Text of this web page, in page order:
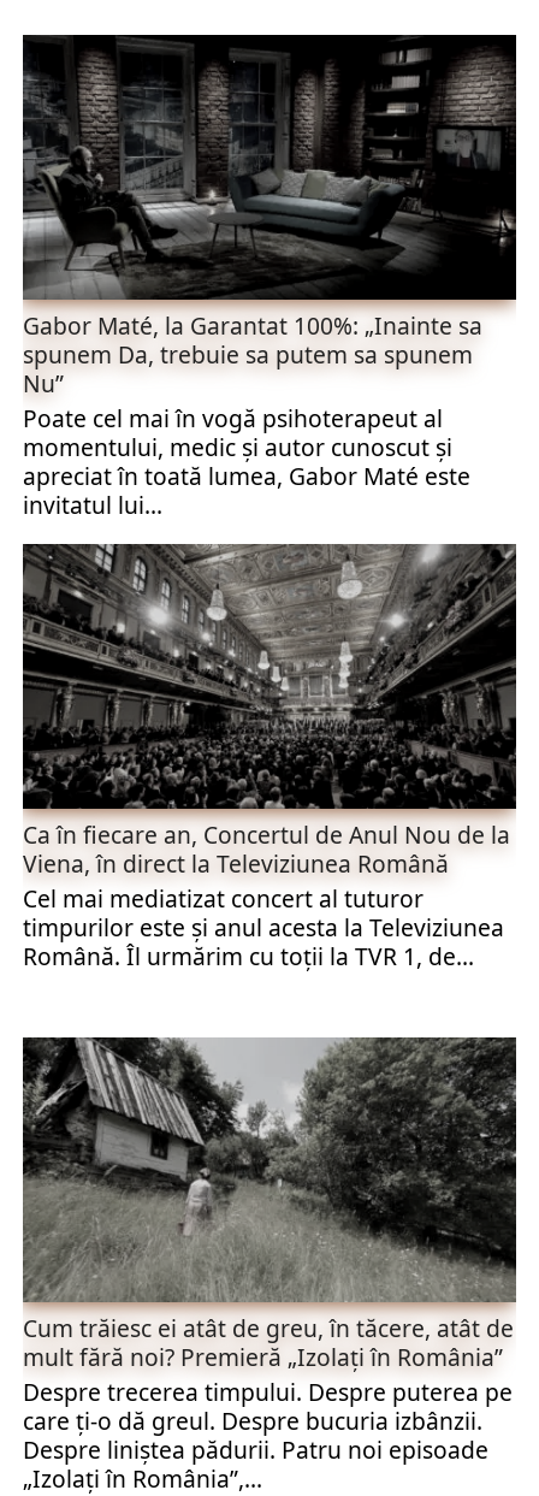
Gabor Maté, la Garantat 100%: „Inainte sa
spunem Da, trebuie sa putem sa spunem
Nu”
Poate cel mai în vogă psihoterapeut al
momentului, medic şi autor cunoscut şi
apreciat în toată lumea, Gabor Maté este
invitatul lui...
Ca în fiecare an, Concertul de Anul Nou de la
Viena, în direct la Televiziunea Română
Cel mai mediatizat concert al tuturor
timpurilor este şi anul acesta la Televiziunea
Română. Îl urmărim cu toţii la TVR 1, de...
Cum trăiesc ei atât de greu, în tăcere, atât de
mult fără noi? Premieră „Izolaţi în România”
Despre trecerea timpului. Despre puterea pe
care ţi-o dă greul. Despre bucuria izbânzii.
Despre liniștea pădurii. Patru noi episoade
„Izolaţi în România”,...